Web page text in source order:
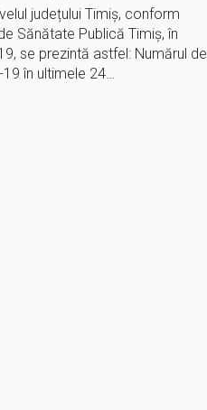
județului Timiș, conform
Sănătate Publică Timiș, în
se prezintă astfel: Numărul de
în ultimele 24…